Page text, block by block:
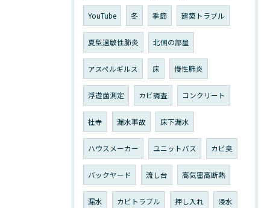
YouTube 冬 季節 建築トラブル
夏型過敏性肺炎 北側の部屋
アスペルギルス 床 慢性肺炎
浮遊菌測定 カビ調査 コンクリート
社寺 漏水事故 床下漏水
ハウスメーカー ユニットバス カビ臭
バックヤード 流し台 高気密高断熱
漏水 カビトラブル 押し入れ 浸水